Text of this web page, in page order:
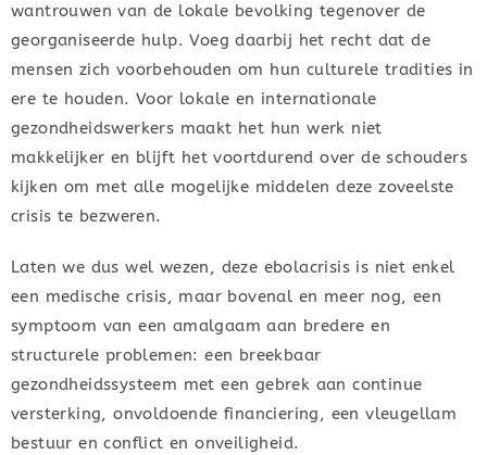
wantrouwen van de lokale bevolking tegenover de
georganiseerde hulp. Voeg daarbij het recht dat de
mensen zich voorbehouden om hun culturele tradities in
ere te houden. Voor lokale en internationale
gezondheidswerkers maakt het hun werk niet
makkelijker en blijft het voortdurend over de schouders
kijken om met alle mogelijke middelen deze zoveelste
crisis te bezweren.
Laten we dus wel wezen, deze ebolacrisis is niet enkel
een medische crisis, maar bovenal en meer nog, een
symptoom van een amalgaam aan bredere en
structurele problemen: een breekbaar
gezondheidssysteem met een gebrek aan continue
versterking, onvoldoende financiering, een vleugellam
bestuur en conflict en onveiligheid.